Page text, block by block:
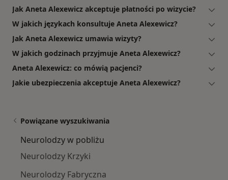
Jak Aneta Alexewicz akceptuje płatności po wizycie?
W jakich językach konsultuje Aneta Alexewicz?
Jak Aneta Alexewicz umawia wizyty?
W jakich godzinach przyjmuje Aneta Alexewicz?
Aneta Alexewicz: co mówią pacjenci?
Jakie ubezpieczenia akceptuje Aneta Alexewicz?
Powiązane wyszukiwania
Neurolodzy w pobliżu
Neurolodzy Krzyki
Neurolodzy Fabryczna